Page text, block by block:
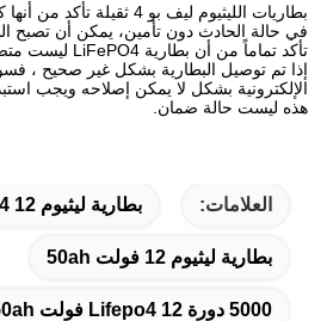
بطاريات الليثيوم ليف بو 4 ثقيلة تأكد من أنها كافية وآمنة
في حالة الحادث دون تأمين، يمكن أن تصبح
تأكد تماماً من أن بطارية LiFePO4 ليست متصلة مع القطبية المعاكسة
هذه ليست حالة ضمان.
العلامات: بطارية ليثيوم Lifepo4 12 فولت 50ah
بطارية ليثيوم 12 فولت 50ah
5000 دورة Lifepo4 12 فولت 50ah